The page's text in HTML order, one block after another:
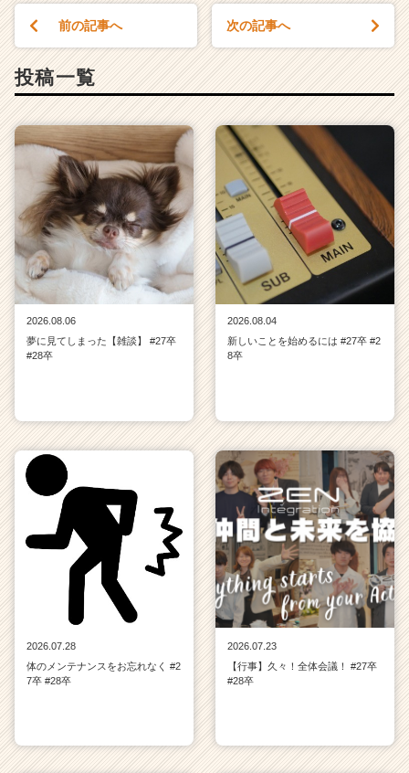
前の記事へ 次の記事へ
投稿一覧
2026.08.06
夢に見てしまった【雑談】 #27卒
#28卒
2026.08.04
新しいことを始めるには #27卒 #2
8卒
2026.07.28
体のメンテナンスをお忘れなく #2
7卒 #28卒
2026.07.23
【行事】久々！全体会議！ #27卒
#28卒